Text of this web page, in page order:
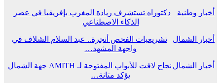
أخبار وطنية
دكتوراه تستشرف ريادة المغرب بإفريقيا في عصر
الذكاء الاصطناعي
أخبار الشمال
تشريعيات الفحص أنجرة.. عبد السلام الشلاف في
واجهة المشهد…
أخبار الشمال
نجاح لافت للأبواب المفتوحة لـ AMITH جهة الشمال
يؤكد متانة…